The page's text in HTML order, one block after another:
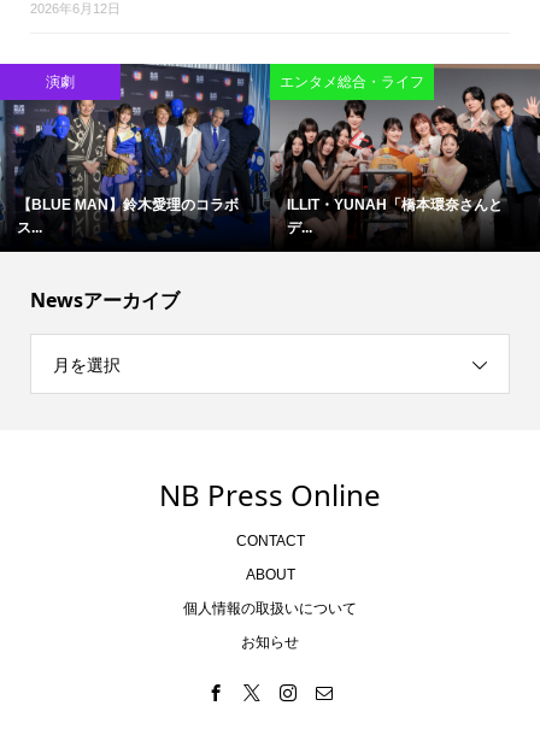
2026年6月12日
映画
難しいテーマで映像化困難と言わ...
映画
ブルース・リーの精神が息づく現...
Newsアーカイブ
月を選択
NB Press Online
CONTACT
ABOUT
個人情報の取扱いについて
お知らせ